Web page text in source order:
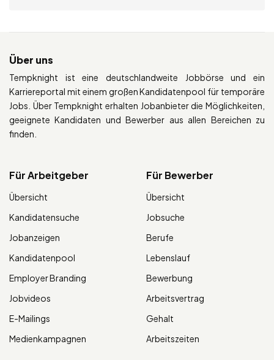
Über uns
Tempknight ist eine deutschlandweite Jobbörse und ein
Karriereportal mit einem großen Kandidatenpool für temporäre
Jobs. Über Tempknight erhalten Jobanbieter die Möglichkeiten,
geeignete Kandidaten und Bewerber aus allen Bereichen zu
finden.
Für Arbeitgeber
Übersicht
Kandidatensuche
Jobanzeigen
Kandidatenpool
Employer Branding
Jobvideos
E-Mailings
Medienkampagnen
Für Bewerber
Übersicht
Jobsuche
Berufe
Lebenslauf
Bewerbung
Arbeitsvertrag
Gehalt
Arbeitszeiten